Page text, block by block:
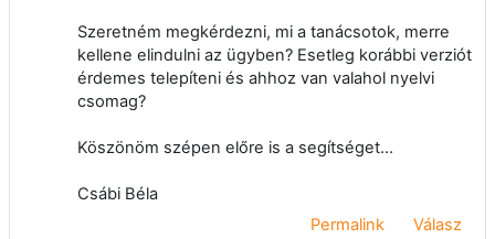
Szeretném megkérdezni, mi a tanácsotok, merre
kellene elindulni az ügyben? Esetleg korábbi verziót
érdemes telepíteni és ahhoz van valahol nyelvi
csomag?
Köszönöm szépen előre is a segítséget...
Csábi Béla
Permalink
Válasz